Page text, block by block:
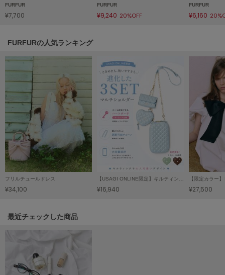
le
ルコックスポルティフ
LeSportsac
レスポートサック
LILY BROWN
リリーブラウン
LILY BROWN Lingerie
リリーブラウンランジェリー
LITTLE UNION TOKYO
リトルユニオン トウキョウ
made of Organics
MICHU COQUETTE
ミチュ コケット
ミースロエ
FURFUR
¥7,700
FURFUR
¥9,240 20%OFF
FURFUR
¥6,160
FURFURの人気ランキング
フリルチュールドレス
¥34,100
【USAGI ONLINE限定】キルティング3SETマルチショルダーⅡ
¥16,940 ¥27,500
関連記事
最近チェックした商品